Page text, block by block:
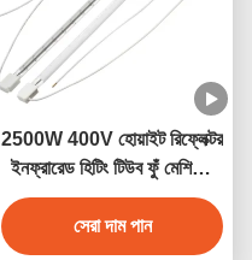
2500W 400V হোয়াইট রিফ্লেক্টর
ইনফ্রারেড হিটিং টিউব ফুঁ মেশিনের
জন্য
সেরা দাম পান